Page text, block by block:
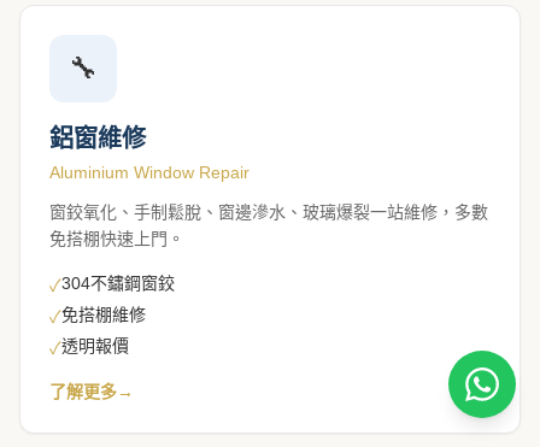
🔧
鋁窗維修
Aluminium Window Repair
窗鉸氧化、手制鬆脫、窗邊滲水、玻璃爆裂一站維修，多數
免搭棚快速上門。
✓304不鏽鋼窗鉸
✓免搭棚維修
✓透明報價
了解更多→